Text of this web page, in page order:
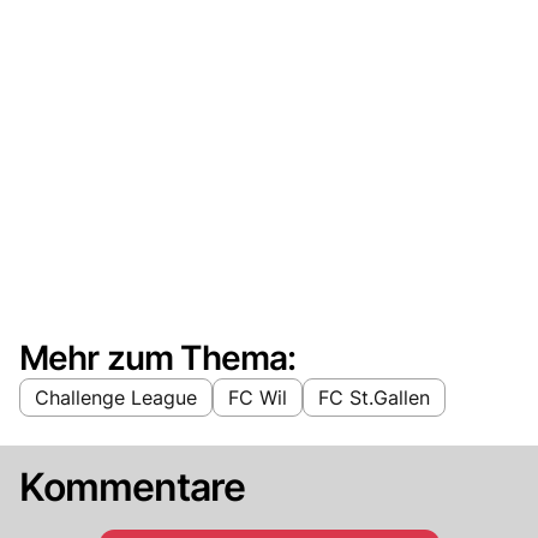
Mehr zum Thema:
Challenge League FC Wil FC St.Gallen
Kommentare